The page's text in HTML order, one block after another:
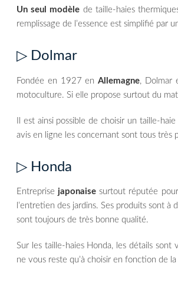
Un seul modèle de taille-haies
remplissage de l’essence est simplifié par
▷ Dolmar
Fondée en 1927 enAllemagne, Dolmar
motoculture. Si elle propose surtout du
Il est ainsi possible de choisir un taille-
avis en ligne les concernant sont tous très
▷ Honda
Entreprisejaponaise surtout réputée
l’entretien des jardins. Ses produits sont
sont toujours de très bonne qualité.
Sur les taille-haies Honda, les détails
ne vous reste qu’à choisir en fonction de